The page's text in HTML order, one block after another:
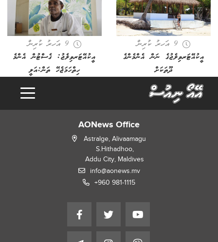
9 އަހރު ކުރިން
އީކުއޭޓަރވިލެޖުގެ ނަން އެންމެންގެ
ދޫތަކަށް
9 އަހރު ކުރިން
އީކުއޭޓަރވިލެޖު: ގެސްޓުން އެންމެ
ހިތްހަމަޖެހޭ ތަން:އަލީ
AONews Office
Astralge, Alivaamagu
S.Hithadhoo,
Addu City, Maldives
info@aonews.mv
+960 981-1115